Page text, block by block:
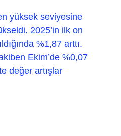
yüksek seviyesine
2025’in ilk on
%1,87 arttı.
Ekim’de %0,07
değer artışlar